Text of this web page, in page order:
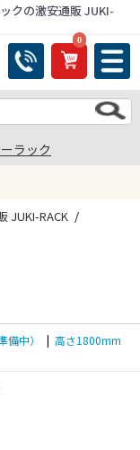
クの激安通販 JUKI-
0
ラック
JUKI-RACK
備中） | 高さ1800mm